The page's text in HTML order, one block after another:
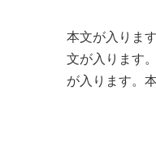
本文が入りま
文が入ります
が入ります。